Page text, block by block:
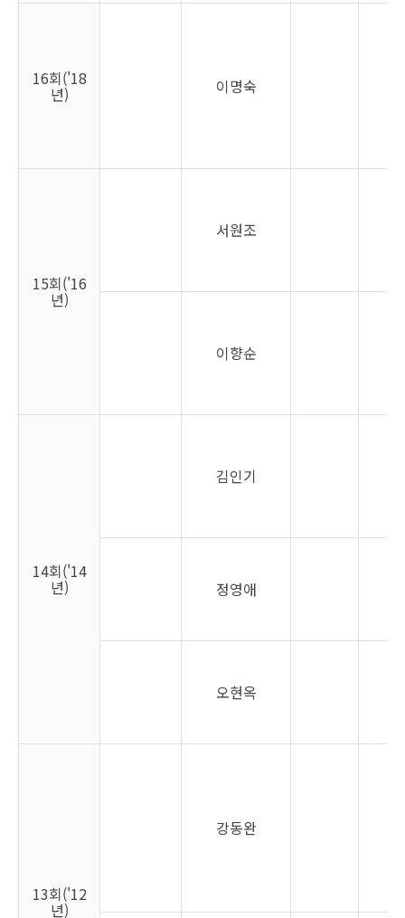
16회('18
년) 이명숙
15회('16
년)
서원조
이향순
14회('14
년)
김인기
정영애
오현옥
13회('12
년)
강동완